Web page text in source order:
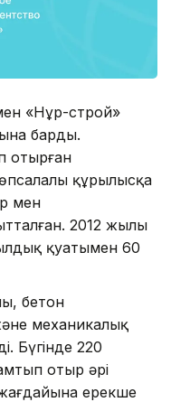
«Нұр-строй»
барды.
отырған
құрылысқа
мен
2012 жылы
қуатымен 60
бетон
механикалық
Бүгінде 220
отыр әрі
ерекше